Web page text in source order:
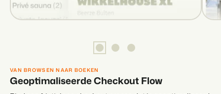
VAN BROWSEN NAAR BOEKEN
Geoptimaliseerde Checkout Flow